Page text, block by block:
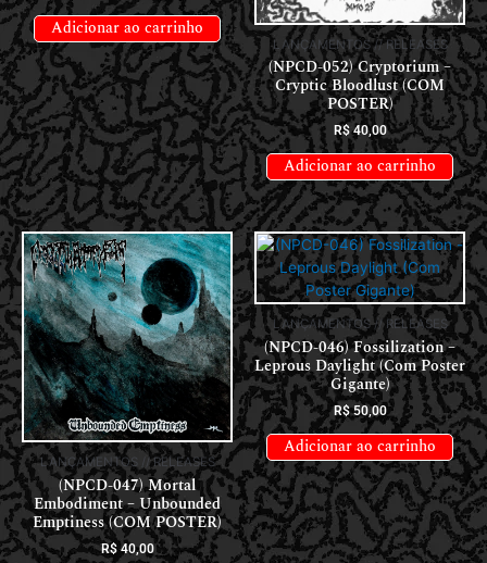
Adicionar ao carrinho
LANÇAMENTOS // RELEASES
(NPCD-052) Cryptorium –
Cryptic Bloodlust (COM
POSTER)
R$40,00
Adicionar ao carrinho
LANÇAMENTOS // RELEASES
(NPCD-047) Mortal
Embodiment – Unbounded
Emptiness (COM POSTER)
R$40,00
LANÇAMENTOS // RELEASES
(NPCD-046) Fossilization –
Leprous Daylight (Com Poster
Gigante)
R$50,00
Adicionar ao carrinho